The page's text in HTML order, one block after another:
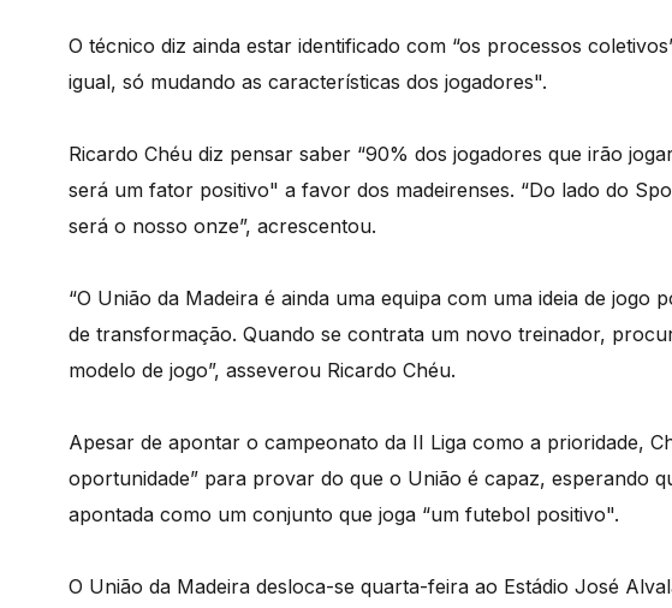
O técnico diz ainda estar identificado com “os processos
igual, só mudando as características dos jogadores".
Ricardo Chéu diz pensar saber “90% dos jogadores que irão
será um fator positivo" a favor dos madeirenses. “Do lado do
será o nosso onze”, acrescentou.
“O União da Madeira é ainda uma equipa com uma ideia de jogo
de transformação. Quando se contrata um novo treinador,
modelo de jogo”, asseverou Ricardo Chéu.
Apesar de apontar o campeonato da II Liga como a prioridade,
oportunidade” para provar do que o União é capaz, esperando
apontada como um conjunto que joga “um futebol positivo".
O União da Madeira desloca-se quarta-feira ao Estádio José